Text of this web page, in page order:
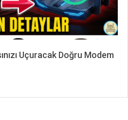
Uçuracak Doğru Modem